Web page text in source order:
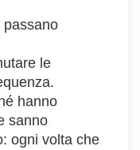
passano
le
hanno
sanno
ogni volta che